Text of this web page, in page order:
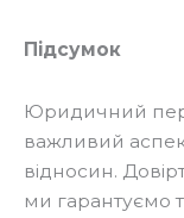
Підсумок
Юридичний
важливий
відносин.
ми гарантуємо